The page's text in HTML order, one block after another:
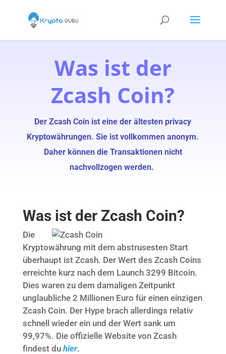
Was ist der
Zcash Coin?
Der Zcash Coin ist eine der ältesten privacy
Kryptowährungen. Sie ist vollkommen anonym.
Daher können die Transaktionen nicht
nachvollzogen werden.
Was ist der Zcash Coin?
Die
Kryptowährung mit dem abstrusesten Start
überhaupt ist Zcash. Der Wert des Zcash Coins
erreichte kurz nach dem Launch 3299 Bitcoin.
Dies waren zu dem damaligen Zeitpunkt
unglaubliche 2 Millionen Euro für einen einzigen
Zcash Coin. Der Hype brach allerdings relativ
schnell wieder ein und der Wert sank um
99,97%. Die offizielle Website von Zcash
findest du hier.